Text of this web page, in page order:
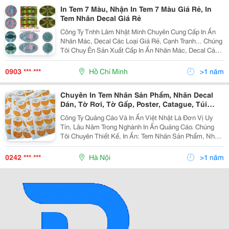
In Tem 7 Màu, Nhận In Tem 7 Màu Giá Rẻ, In
Tem Nhãn Decal Giá Rẻ
Công Ty Tnhh Lâm Nhật Minh Chuyên Cung Cấp In Ấn
Nhãn Mác, Decal Các Loại Giá Rẻ, Cạnh Tranh... Chúng
Tôi Chuy Ên Sản Xuất Cấp In Ấn Nhãn Mác, Decal Các
Loại Giá Rẻ, Cạnh Tranh... ....Với Nhu Cầu Thực Tế Rất
Lớn Về In Ấn Nhãn Mác, Decal Với Kin
0903 *** *** Hồ Chí Minh >1 năm
Chuyên In Tem Nhãn Sản Phẩm, Nhãn Decal
Dán, Tờ Rơi, Tờ Gấp, Poster, Catague, Túi
Giấy,...
Công Ty Quảng Cáo Và In Ấn Việt Nhật Là Đơn Vị Uy
Tín, Lâu Năm Trong Nghành In Ấn Quảng Cáo. Chúng
Tôi Chuyên Thiết Kế, In Ấn: Tem Nhãn Sản Phẩm, Nhãn
Decal Dán, Tờ Rơi, Tờ Gấp, Poster, Catague, Túi Giấy,
Phong Bì, Tiêu Đề Thư, Catalogue, Biển
0242 *** *** Hà Nội >1 năm